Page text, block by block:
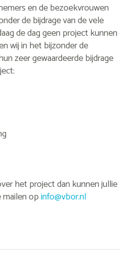
en de bezoekvrouwen
de bijdrage van de vele
de dag geen project kunnen
wij in het bijzonder de
zeer gewaardeerde bijdrage
het project dan kunnen jullie
opinfo@vbor.nl